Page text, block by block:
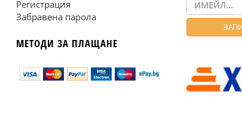
Регистрация
Забравена парола
МЕТОДИ ЗА ПЛАЩАНЕ